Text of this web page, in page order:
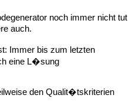
noch immer nicht tut
auch.
Immer bis zum letzten
eine L�sung
den Qualit�tskriterien